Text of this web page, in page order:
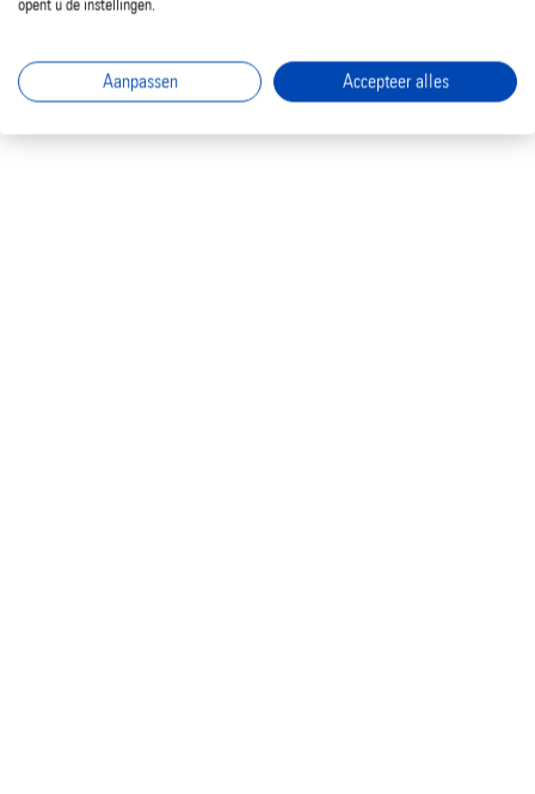
opent u de instellingen.
Aanpassen Accepteer alles